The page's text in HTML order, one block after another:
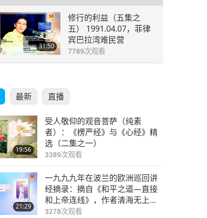
31:50
修行的利益（五集之
五） 1991.04.07，菲律
宾巴拉湾难民营
7789次观看
最新 直播
19:56
受人敬仰的观音菩萨（纯素
者）：《楞严经》与《心经》精
选（二集之一）
3389次观看
21:29
一九九九年在波兰的欧洲巡回讲
经摘录：摘自《和平之道—直接
和上帝连线》，作者清海无上师
（纯素者）（二集之一）
3278次观看